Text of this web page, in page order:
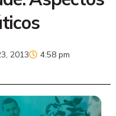
2013
4:58 pm